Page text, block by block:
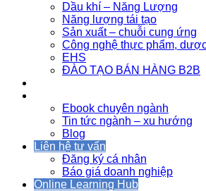
Dầu khí – Năng Lượng
Năng lượng tái tạo
Sản xuất – chuỗi cung ứng
Công nghệ thực phẩm,
EHS
ĐÀO TẠO BÁN HÀNG B2B
Ebook chuyên ngành
Tin tức ngành – xu hướng
Blog
Liên hệ tư vấn
Đăng ký cá nhân
Báo giá doanh nghiệp
Online Learning Hub